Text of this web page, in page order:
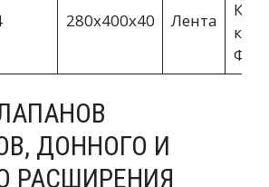
280х400х40 Лента
ДОННОГО И
РАСШИРЕНИЯ